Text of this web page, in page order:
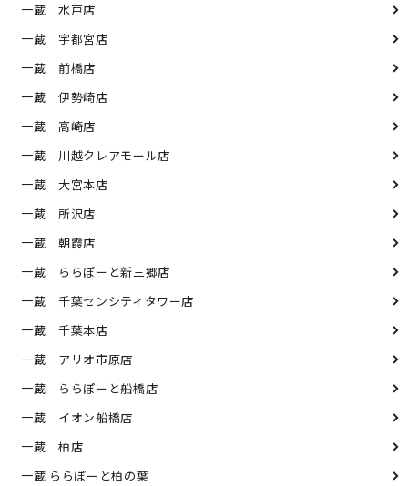
一蔵 水戸店
一蔵 宇都宮店
一蔵 前橋店
一蔵 伊勢崎店
一蔵 高崎店
一蔵 川越クレアモール店
一蔵 大宮本店
一蔵 所沢店
一蔵 朝霞店
一蔵 ららぽーと新三郷店
一蔵 千葉センシティタワー店
一蔵 千葉本店
一蔵 アリオ市原店
一蔵 ららぽーと船橋店
一蔵 イオン船橋店
一蔵 柏店
一蔵 ららぽーと柏の葉